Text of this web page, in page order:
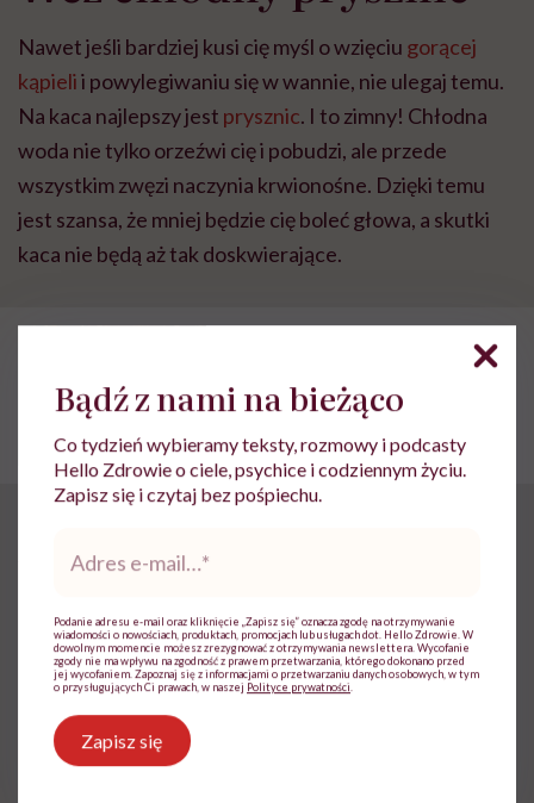
Nawet jeśli bardziej kusi cię myśl o wzięciu gorącej
kąpielii powylegiwaniu się w wannie, nie ulegaj temu.
Na kaca najlepszy jest prysznic. I to zimny! Chłodna
woda nie tylko orzeźwi cię i pobudzi, ale przede
wszystkim zwęzi naczynia krwionośne. Dzięki temu
jest szansa, że mniej będzie cię boleć głowa, a skutki
kaca nie będą aż tak doskwierające.
POLECAMY
11 powodów, by zrezygnować z
wieczornego drinka
A co z przysłowiowym
klinem?
Mówi się – czym się strułeś, tym się lecz. To wprawdzie
rozwiązanie krótkoterminowe, ale może pomóc. Jeśli
następnego dnia wypijesz niewielką ilość
objawy kaca mogą się zmniejszyć lub zniknąć, ale kiedy
Bądź z nami na bieżąco
Co tydzień wybieramy teksty, rozmowy i podcasty
Hello Zdrowie o ciele, psychice i codziennym życiu.
Zapisz się i czytaj bez pośpiechu.
*
Podanie adresu e-mail oraz kliknięcie „Zapisz się” oznacza zgodę na otrzymywanie
wiadomości o nowościach, produktach, promocjach lub usługach dot. Hello Zdrowie. W
dowolnym momencie możesz zrezygnować z otrzymywania newslettera. Wycofanie
zgody nie ma wpływu na zgodność z prawem przetwarzania, którego dokonano przed
jej wycofaniem. Zapoznaj się z informacjami o przetwarzaniu danych osobowych, w tym
o przysługujących Ci prawach, w naszej Polityce prywatności
Zapisz się